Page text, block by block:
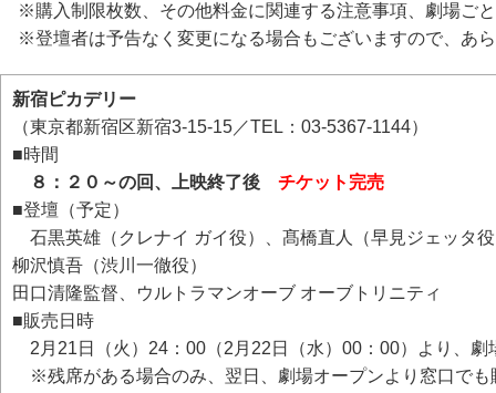
※購入制限枚数、その他料金に関連する注意事項、劇場ご
※登壇者は予告なく変更になる場合もございますので、あ
新宿ピカデリー
（東京都新宿区新宿3-15-15／TEL：03-5367-1144）
■時間
８：２０～の回、上映終了後 チケット完売
■登壇（予定）
石黒英雄（クレナイ ガイ役）、髙橋直人（早見ジェッタ
柳沢慎吾（渋川一徹役）
田口清隆監督、ウルトラマンオーブ オーブトリニティ
■販売日時
2月21日（火）24：00（2月22日（水）00：00）より、劇
※残席がある場合のみ、翌日、劇場オープンより窓口でも